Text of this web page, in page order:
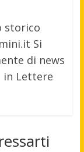
storico
Si
di news
in Lettere